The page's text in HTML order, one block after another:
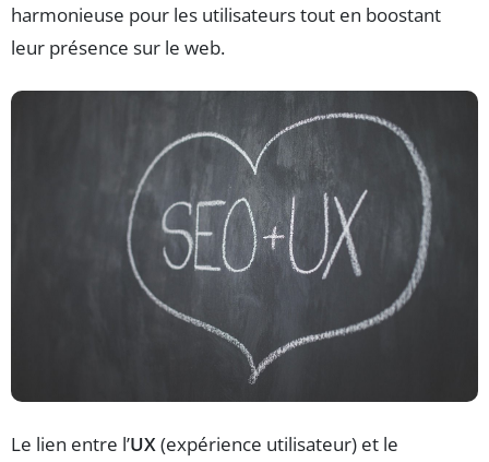
harmonieuse pour les utilisateurs tout en boostant
leur présence sur le web.
Le lien entre l’UX(expérience utilisateur) et le